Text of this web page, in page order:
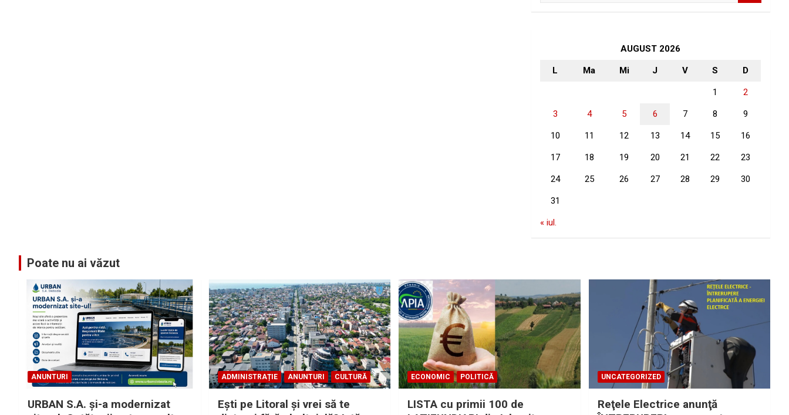
AUGUST 2026
L Ma Mi J V S D
1 2
3 4 5 6 7 8 9
10 11 12 13 14 15 16
17 18 19 20 21 22 23
24 25 26 27 28 29 30
31
« iul.
Poate nu ai văzut
ANUNTURI
URBAN S.A. și-a modernizat
ADMINISTRAȚIE ANUNTURI CULTURĂ
Eşti pe Litoral şi vrei să te
ECONOMIC POLITICĂ
LISTA cu primii 100 de
UNCATEGORIZED
Reţele Electrice anunţă